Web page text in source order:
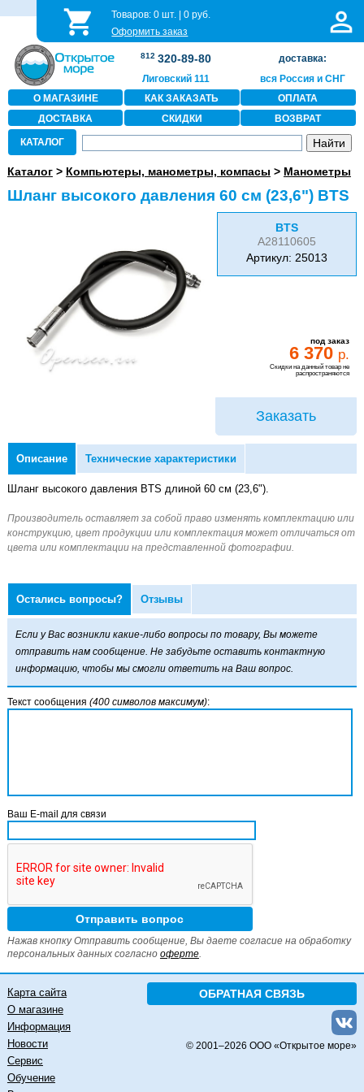
Товаров:0 шт. |0 руб.
Оформить заказ
812 320-89-80
Лиговский 111
доставка:
вся Россия и СНГ
О МАГАЗИНЕ
КАК ЗАКАЗАТЬ
ОПЛАТА
ДОСТАВКА
СКИДКИ ВОЗВРАТ
КАТАЛОГ
Каталог> Компьютеры, манометры, компасы > Манометры
Шланг высокого давления 60 см (23,6") BTS
BTS
A28110605
Артикул: 25013
под заказ
6 370 р.
Скидки на данный товар не
распространяются
Заказать
Описание Технические характеристики
Шланг высокого давления BTS длиной 60 см (23,6").
Остались вопросы? Отзывы
Если у Вас возникли какие-либо вопросы по товару, Вы можете
отправить нам сообщение. Не забудьте оставить контактную
информацию, чтобы мы смогли ответить на Ваш вопрос.
Текст сообщения (400 символов максимум):
Ваш E-mail для связи
Нажав кнопку Отправить сообщение, Вы даете согласие на обработку
персональных данных согласно оферте.
ОБРАТНАЯ СВЯЗЬ
© 2001–2026 ООО «Открытое море»
Карта сайта
О магазине
Информация
Новости
Сервис
Обучение